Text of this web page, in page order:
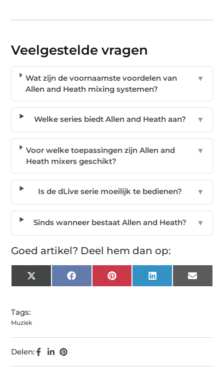
Veelgestelde vragen
Wat zijn de voornaamste voordelen van
Allen and Heath mixing systemen?
▼
Welke series biedt Allen and Heath aan? ▼
Voor welke toepassingen zijn Allen and
Heath mixers geschikt?
▼
Is de dLive serie moeilijk te bedienen? ▼
Sinds wanneer bestaat Allen and Heath? ▼
Goed artikel? Deel hem dan op:
X
(Twitter)
FacebookPinterest LinkedIn Email
Tags:
Muziek
Delen: